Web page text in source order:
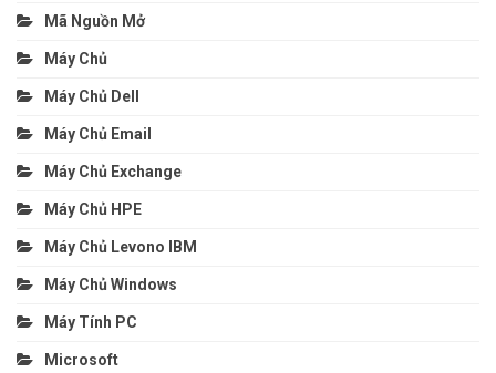
Mã Nguồn Mở
Máy Chủ
Máy Chủ Dell
Máy Chủ Email
Máy Chủ Exchange
Máy Chủ HPE
Máy Chủ Levono IBM
Máy Chủ Windows
Máy Tính PC
Microsoft